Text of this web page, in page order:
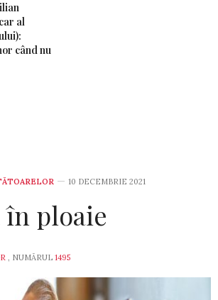
al
când nu
10 DECEMBRIE 2021
în ploaie
, NUMĂRUL 1495